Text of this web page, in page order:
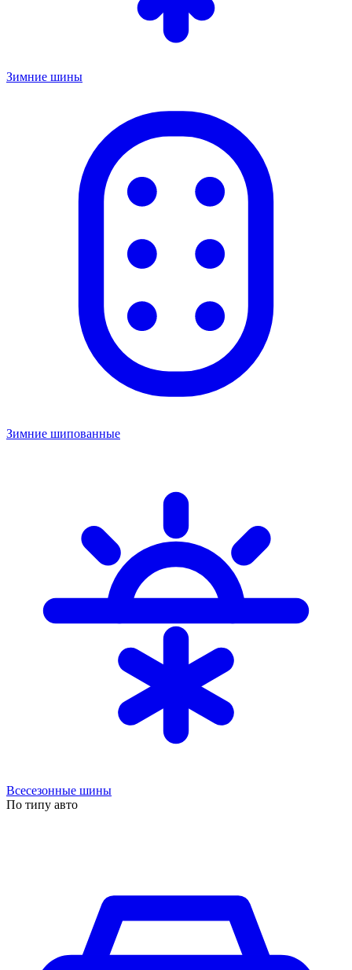
Зимние шины
Зимние шипованные
Всесезонные шины
По типу авто